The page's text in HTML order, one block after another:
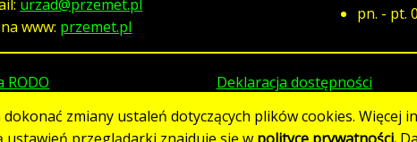
urzad@przemet.pl
www: przemet.pl
pn. - pt.
RODO Deklaracja dostępności
zmiany ustaleń dotyczących plików cookies. Więcej